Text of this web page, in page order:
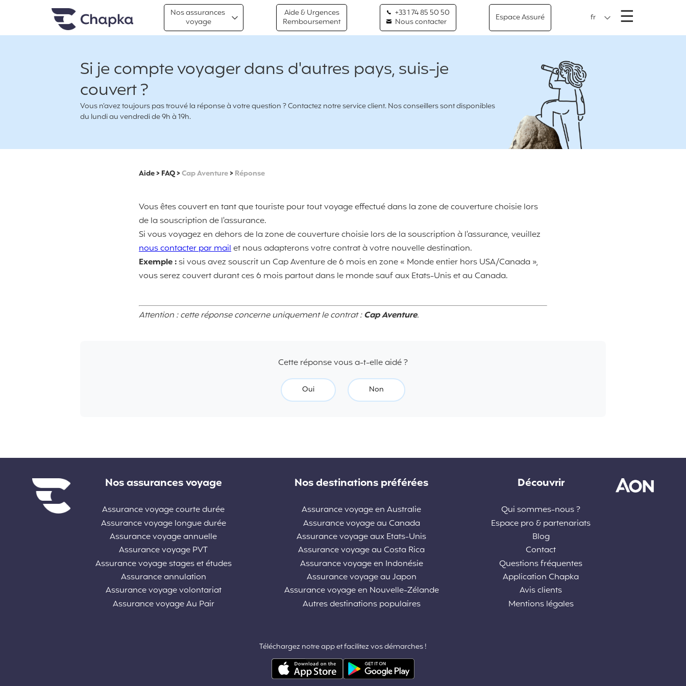
Chapka Assurances VoyagesNos assurances
voyage
Aide & Urgences
Remboursement
+33 1 74 85 50 50
Nous contacter
Espace Assuré fr ☰
Si je compte voyager dans d'autres pays, suis-je
couvert ?
Vous n’avez toujours pas trouvé la réponse à votre question ? Contactez notre service client. Nos conseillers sont disponibles
du lundi au vendredi de 9h à 19h.
Aide> FAQ>Cap Aventure> Réponse
Vous êtes couvert en tant que touriste pour tout voyage effectué dans la zone de couverture choisie lors
de la souscription de l'assurance.
Si vous voyagez en dehors de la zone de couverture choisie lors de la souscription à l'assurance, veuillez
nous contacter par mailet nous adapterons votre contrat à votre nouvelle destination.
Exemple :si vous avez souscrit un Cap Aventure de 6 mois en zone « Monde entier hors USA/Canada »,
vous serez couvert durant ces 6 mois partout dans le monde sauf aux Etats-Unis et au Canada.
Attention : cette réponse concerne uniquement le contrat :Cap Aventure.
Cette réponse vous a-t-elle aidé ?
Oui Non
Liens divers Nos assurances voyage
Assurance voyage courte durée
Assurance voyage longue durée
Assurance voyage annuelle
Assurance voyage PVT
Assurance voyage stages et études
Assurance annulation
Assurance voyage volontariat
Assurance voyage Au Pair
Nos destinations préférées
Assurance voyage en Australie
Assurance voyage au Canada
Assurance voyage aux Etats-Unis
Assurance voyage au Costa Rica
Assurance voyage en Indonésie
Assurance voyage au Japon
Assurance voyage en Nouvelle-Zélande
Autres destinations populaires
Découvrir
Qui sommes-nous ?
Espace pro & partenariats
Blog
Contact
Questions fréquentes
Application Chapka
Avis clients
Mentions légales
Téléchargez notre app et facilitez vos démarches !